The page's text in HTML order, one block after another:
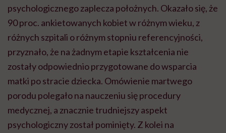
psychologicznego zaplecza położnych. Okazało się, że
90 proc. ankietowanych kobiet w różnym wieku, z
różnych szpitali o różnym stopniu referencyjności,
przyznało, że na żadnym etapie kształcenia nie
zostały odpowiednio przygotowane do wsparcia
matki po stracie dziecka. Omówienie martwego
porodu polegało na nauczeniu się procedury
medycznej, a znacznie trudniejszy aspekt
psychologiczny został pominięty. Z kolei na